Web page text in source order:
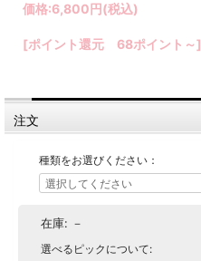
価格:6,800円(税込)
[ポイント還元 68ポイント～]
注文
種類をお選びください：
在庫: －
選べるピックについて: